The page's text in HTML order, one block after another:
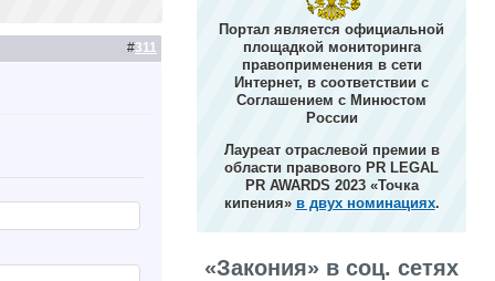
#311
Портал является официальной
площадкой мониторинга
правоприменения в сети
Интернет, в соответствии с
Соглашением с Минюстом
России
Лауреат отраслевой премии в
области правового PR LEGAL
PR AWARDS 2023 «Точка
кипения» в двух номинациях.
«Закония» в соц. сетях